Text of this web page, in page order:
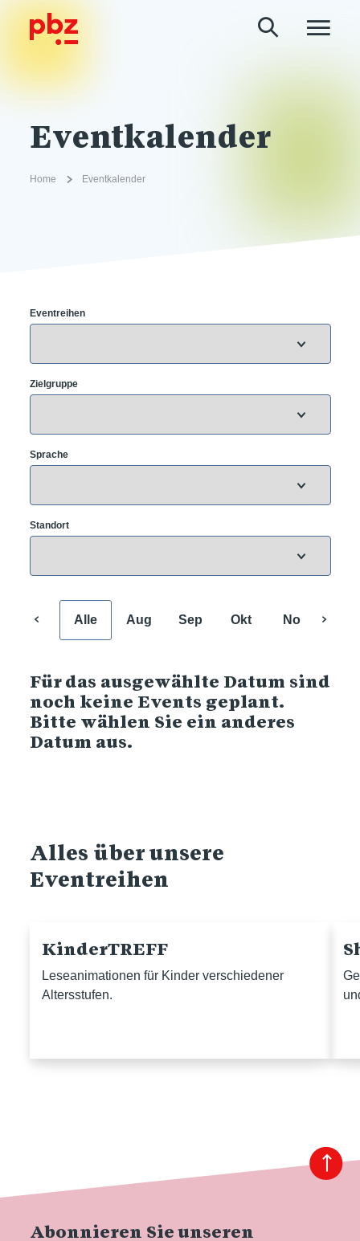
Eventkalender
Home Eventkalender
Eventreihen
Zielgruppe
Sprache
Standort
Alle Aug Sep Okt Nov
Für das ausgewählte Datum sind
noch keine Events geplant.
Bitte wählen Sie ein anderes
Datum aus.
Alles über unsere
Eventreihen
KinderTREFF
Leseanimationen für Kinder verschiedener
Altersstufen.
Abonnieren Sie unseren